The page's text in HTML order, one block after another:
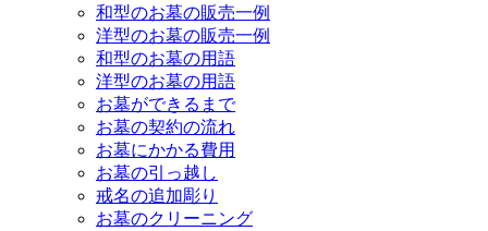
和型のお墓の販売一例
洋型のお墓の販売一例
和型のお墓の用語
洋型のお墓の用語
お墓ができるまで
お墓の契約の流れ
お墓にかかる費用
お墓の引っ越し
戒名の追加彫り
お墓のクリーニング